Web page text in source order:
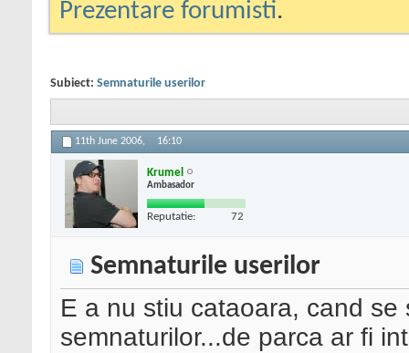
Prezentare forumisti.
Subiect: Semnaturile userilor
11th June 2006, 16:10
Krumel
Ambasador
Reputatie: 72
Semnaturile userilor
E a nu stiu cataoara, cand
semnaturilor...de parca ar fi